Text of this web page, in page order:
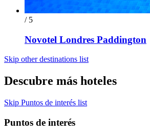
/ 5
Novotel Londres Paddington
Skip other destinations list
Descubre más hoteles
Skip Puntos de interés list
Puntos de interés